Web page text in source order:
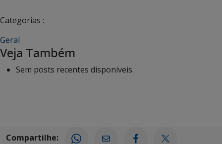
Categorias :
Geral
Veja Também
Sem posts recentes disponíveis.
Compartilhe: